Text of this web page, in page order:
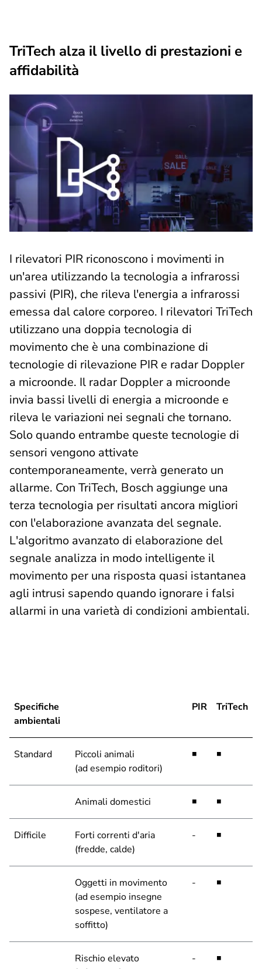
TriTech alza il livello di prestazioni e
affidabilità
I rilevatori PIR riconoscono i movimenti in
un'area utilizzando la tecnologia a infrarossi
passivi (PIR), che rileva l'energia a infrarossi
emessa dal calore corporeo. I rilevatori TriTech
utilizzano una doppia tecnologia di
movimento che è una combinazione di
tecnologie di rilevazione PIR e radar Doppler
a microonde. Il radar Doppler a microonde
invia bassi livelli di energia a microonde e
rileva le variazioni nei segnali che tornano.
Solo quando entrambe queste tecnologie di
sensori vengono attivate
contemporaneamente, verrà generato un
allarme. Con TriTech, Bosch aggiunge una
terza tecnologia per risultati ancora migliori
con l'elaborazione avanzata del segnale.
L'algoritmo avanzato di elaborazione del
segnale analizza in modo intelligente il
movimento per una risposta quasi istantanea
agli intrusi sapendo quando ignorare i falsi
allarmi in una varietà di condizioni ambientali.
Specifiche
ambientali
PIR TriTech
Standard
Piccoli animali
(ad esempio roditori)
◾ ◾
Animali domestici ◾ ◾
Difficile
Forti correnti d'aria
(fredde, calde)
- ◾
Oggetti in movimento
(ad esempio insegne
sospese, ventilatore a
soffitto)
- ◾
Rischio elevato
- ◾